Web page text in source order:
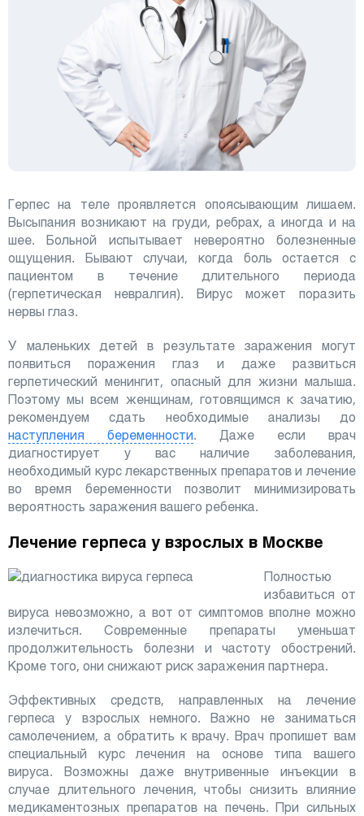
Герпес на теле проявляется опоясывающим лишаем.
Высыпания возникают на груди, ребрах, а иногда и на
шее. Больной испытывает невероятно болезненные
ощущения. Бывают случаи, когда боль остается с
пациентом в течение длительного периода
(герпетическая невралгия). Вирус может поразить
нервы глаз.
У маленьких детей в результате заражения могут
появиться поражения глаз и даже развиться
герпетический менингит, опасный для жизни малыша.
Поэтому мы всем женщинам, готовящимся к зачатию,
рекомендуем сдать необходимые анализы до
наступления беременности. Даже если врач
диагностирует у вас наличие заболевания,
необходимый курс лекарственных препаратов и лечение
во время беременности позволит минимизировать
вероятность заражения вашего ребенка.
Лечение герпеса у взрослых в Москве
Полностью
избавиться от
вируса невозможно, а вот от симптомов вполне можно
излечиться. Современные препараты уменьшат
продолжительность болезни и частоту обострений.
Кроме того, они снижают риск заражения партнера.
Эффективных средств, направленных на лечение
герпеса у взрослых немного. Важно не заниматься
самолечением, а обратить к врачу. Врач пропишет вам
специальный курс лечения на основе типа вашего
вируса. Возможны даже внутривенные инъекции в
случае длительного лечения, чтобы снизить влияние
медикаментозных препаратов на печень. При сильных